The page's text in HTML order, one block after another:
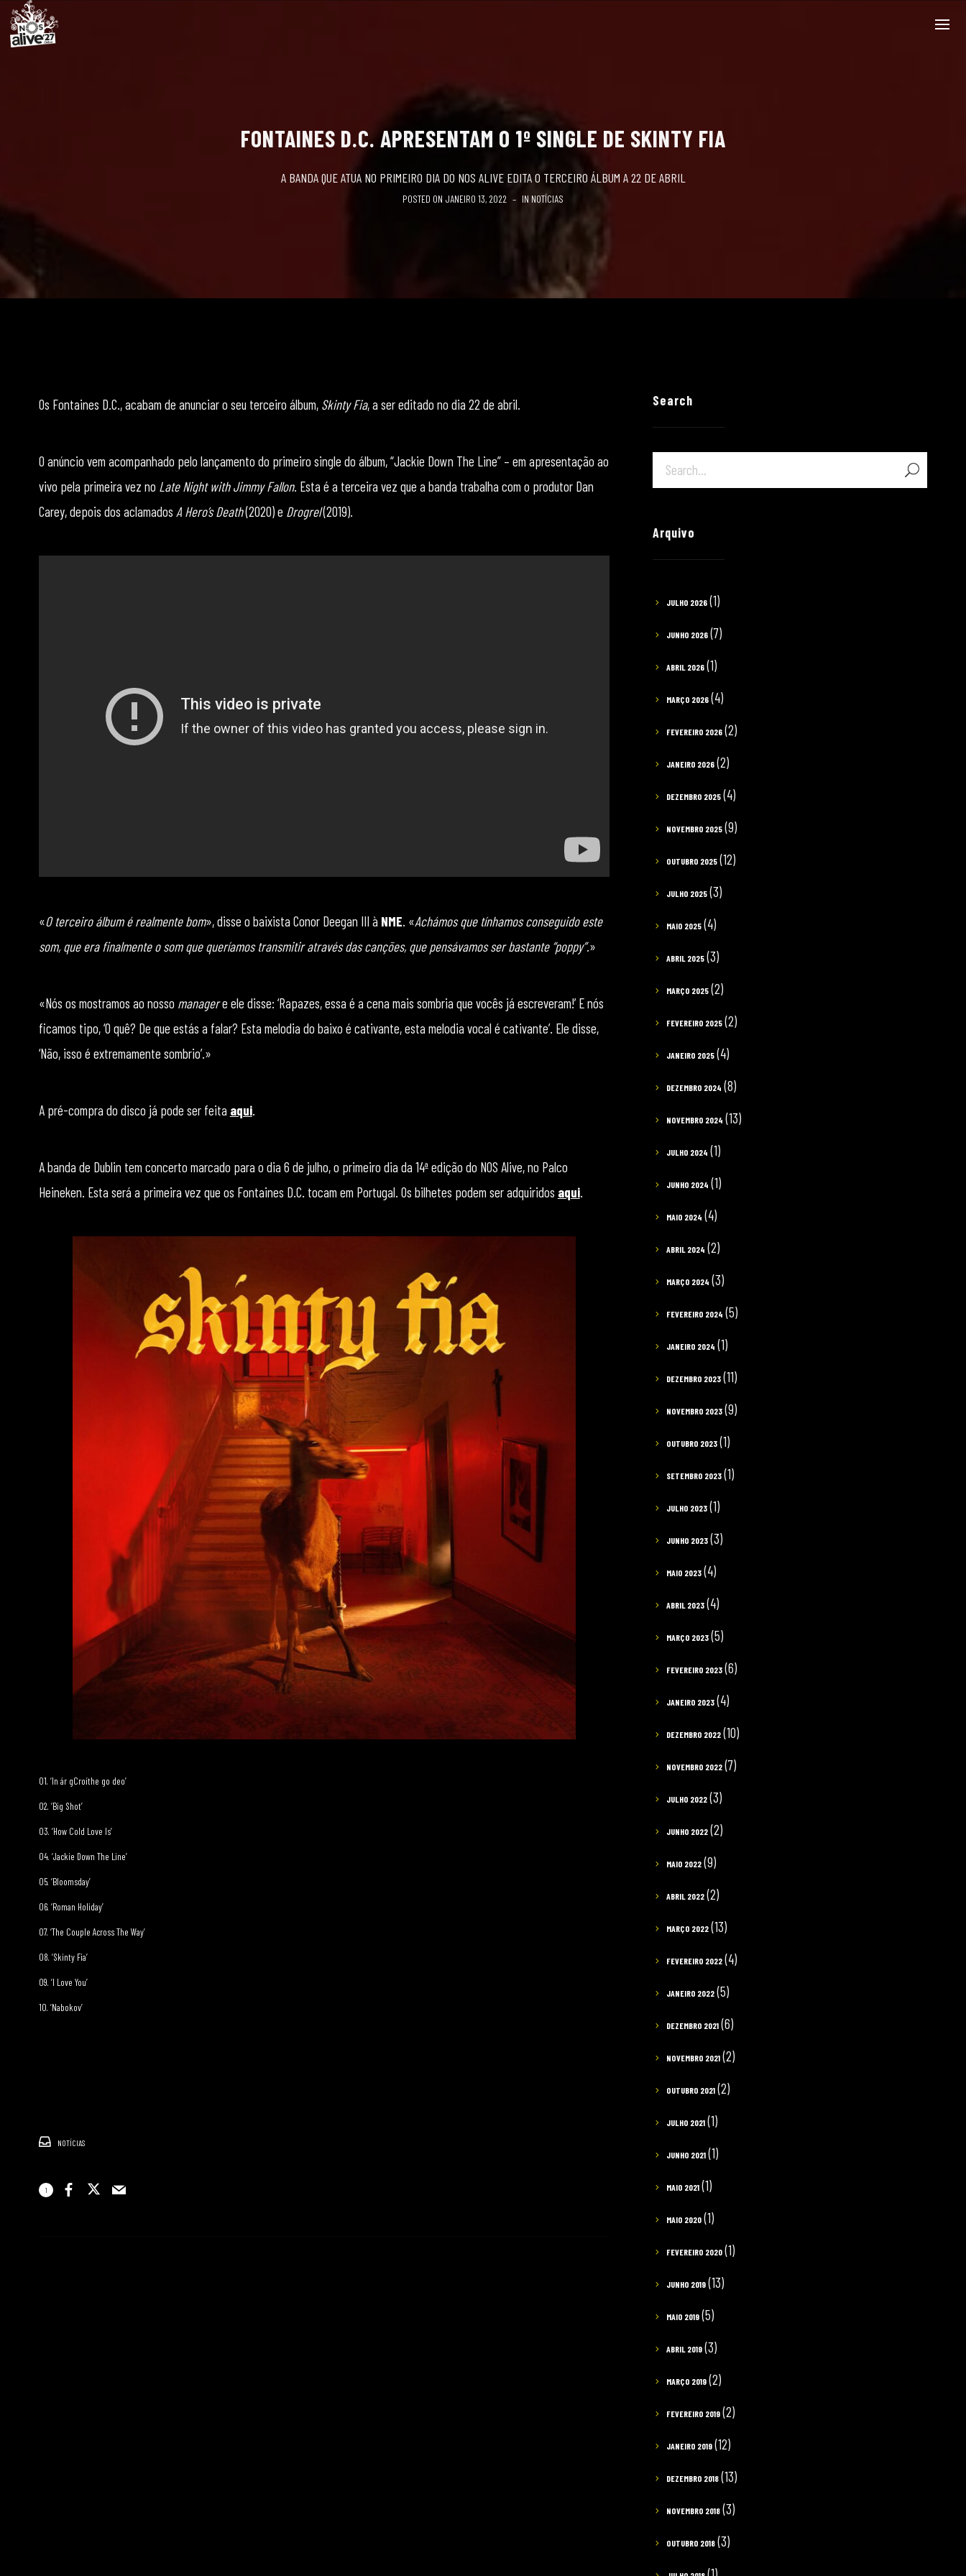
FONTAINES D.C. APRESENTAM O 1º SINGLE DE SKINTY FIA
A BANDA QUE ATUA NO PRIMEIRO DIA DO NOS ALIVE EDITA O TERCEIRO ÁLBUM A 22 DE ABRIL
POSTED ON JANEIRO 13, 2022 IN NOTÍCIAS
Os Fontaines D.C., acabam de anunciar o seu terceiro álbum, Skinty Fia, a ser editado no dia 22 de abril.
O anúncio vem acompanhado pelo lançamento do primeiro single do álbum, “Jackie Down The Line” – em apresentação ao
vivo pela primeira vez no Late Night with Jimmy Fallon. Esta é a terceira vez que a banda trabalha com o produtor Dan
Carey, depois dos aclamados A Hero’s Death(2020) e Drogrel(2019).
«O terceiro álbum é realmente bom», disse o baixista Conor Deegan III à NME. «Achámos que tínhamos conseguido este
som, que era finalmente o som que queríamos transmitir através das canções, que pensávamos ser bastante “poppy”.»
«Nós os mostramos ao nosso managere ele disse: ‘Rapazes, essa é a cena mais sombria que vocês já escreveram!’ E nós
ficamos tipo, ‘O quê? De que estás a falar? Esta melodia do baixo é cativante, esta melodia vocal é cativante’. Ele disse,
‘Não, isso é extremamente sombrio’.»
A pré-compra do disco já pode ser feita aqui.
A banda de Dublin tem concerto marcado para o dia 6 de julho, o primeiro dia da 14ª edição do NOS Alive, no Palco
Heineken. Esta será a primeira vez que os Fontaines D.C. tocam em Portugal. Os bilhetes podem ser adquiridos aqui.
01. ‘In ár gCroíthe go deo’
02. ‘Big Shot’
03. ‘How Cold Love Is’
04. ‘Jackie Down The Line’
05. ‘Bloomsday’
06. ‘Roman Holiday’
07. ‘The Couple Across The Way’
08. ‘Skinty Fia’
09. ‘I Love You’
10. ‘Nabokov’
NOTÍCIAS
1
Search
Arquivo
JULHO 2026 (1)
JUNHO 2026 (7)
ABRIL 2026 (1)
MARÇO 2026 (4)
FEVEREIRO 2026 (2)
JANEIRO 2026 (2)
DEZEMBRO 2025 (4)
NOVEMBRO 2025 (9)
OUTUBRO 2025 (12)
JULHO 2025 (3)
MAIO 2025 (4)
ABRIL 2025 (3)
MARÇO 2025 (2)
FEVEREIRO 2025 (2)
JANEIRO 2025 (4)
DEZEMBRO 2024 (8)
NOVEMBRO 2024 (13)
JULHO 2024 (1)
JUNHO 2024 (1)
MAIO 2024 (4)
ABRIL 2024 (2)
MARÇO 2024 (3)
FEVEREIRO 2024 (5)
JANEIRO 2024 (1)
DEZEMBRO 2023 (11)
NOVEMBRO 2023 (9)
OUTUBRO 2023 (1)
SETEMBRO 2023 (1)
JULHO 2023 (1)
JUNHO 2023 (3)
MAIO 2023 (4)
ABRIL 2023 (4)
MARÇO 2023 (5)
FEVEREIRO 2023 (6)
JANEIRO 2023 (4)
DEZEMBRO 2022 (10)
NOVEMBRO 2022 (7)
JULHO 2022 (3)
JUNHO 2022 (2)
MAIO 2022 (9)
ABRIL 2022 (2)
MARÇO 2022 (13)
FEVEREIRO 2022 (4)
JANEIRO 2022 (5)
DEZEMBRO 2021 (6)
NOVEMBRO 2021 (2)
OUTUBRO 2021 (2)
JULHO 2021 (1)
JUNHO 2021 (1)
MAIO 2021 (1)
MAIO 2020 (1)
FEVEREIRO 2020 (1)
JUNHO 2019 (13)
MAIO 2019 (5)
ABRIL 2019 (3)
MARÇO 2019 (2)
FEVEREIRO 2019 (2)
JANEIRO 2019 (12)
DEZEMBRO 2018 (13)
NOVEMBRO 2018 (3)
OUTUBRO 2018 (3)